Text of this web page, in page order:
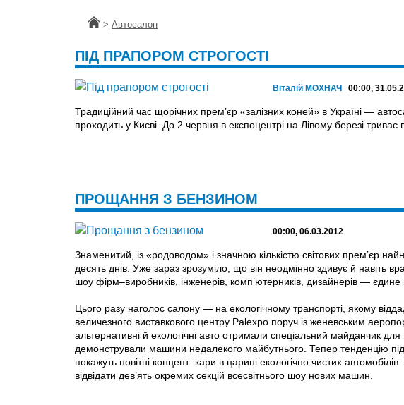
Головна
> Автосалон
ПІД ПРАПОРОМ СТРОГОСТІ
Віталій МОХНАЧ 00:00,
Традиційний час щорі­чних прем’єр «залізних коней» в Україні —
проходить у Києві. До 2 червня в експоцентрі на Лівому березі триває
ПРОЩАННЯ З БЕНЗИНОМ
00:00, 06.03.2012
Знаменитий, із «родоводом» і значною кількістю світових прем’єр
десять днів. Уже зараз зрозуміло, що він неодмінно здивує й навіть
шоу фірм–виробників, інженерів, комп’ютерників, дизайнерів — єдине
Цього разу наголос салону — на екологічному транспорті, якому
величезного виставкового центру Palexpo поруч із женевським
альтернативні й екологічні авто отримали спеціальний майданчик
демонстрували машини недалекого майбутнього. Тепер тенденцію
покажуть новітні концепт–кари в царині екологічно чистих
відвідати дев’ять окремих секцій всесвітнього шоу нових машин.